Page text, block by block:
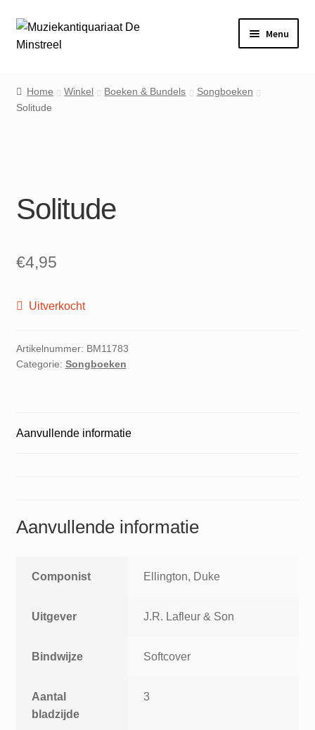
Ga
door
Ga
naar
Menu
Contact
Mijn account
Home Winkel Boeken & Bundels
Songboeken
Solitude
Solitude
€4,95
Uitverkocht
Artikelnummer: BM11783
Categorie: Songboeken
Aanvullende informatie
Aanvullende informatie
Componist Ellington, Duke
Uitgever J.R. Lafleur & Son
Bindwijze Softcover
Aantal
bladzijde
3